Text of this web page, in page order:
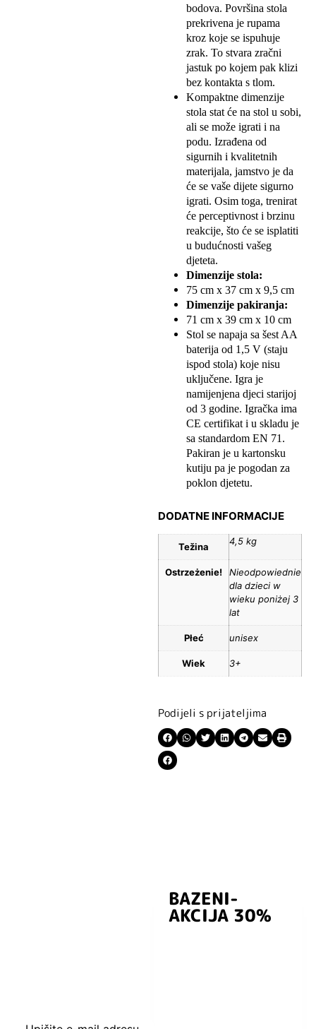
bodova. Površina stola
prekrivena je rupama
kroz koje se ispuhuje
zrak. To stvara zračni
jastuk po kojem pak klizi
bez kontakta s tlom.
Kompaktne dimenzije
stola stat će na stol u sobi,
ali se može igrati i na
podu. Izrađena od
sigurnih i kvalitetnih
materijala, jamstvo je da
će se vaše dijete sigurno
igrati. Osim toga, trenirat
će perceptivnost i brzinu
reakcije, što će se isplatiti
u budućnosti vašeg
djeteta.
Dimenzije stola:
75 cm x 37 cm x 9,5 cm
Dimenzije pakiranja:
71 cm x 39 cm x 10 cm
Stol se napaja sa šest AA
baterija od 1,5 V (staju
ispod stola) koje nisu
uključene. Igra je
namijenjena djeci starijoj
od 3 godine. Igračka ima
CE certifikat i u skladu je
sa standardom EN 71.
Pakiran je u kartonsku
kutiju pa je pogodan za
poklon djetetu.
DODATNE INFORMACIJE
Težina 4,5 kg
Ostrzeżenie!
Nieodpowiednie
dla dzieci w
wieku poniżej 3
lat
Płeć unisex
Wiek 3+
Podijeli s prijateljima
BAZENI-
AKCIJA 30%